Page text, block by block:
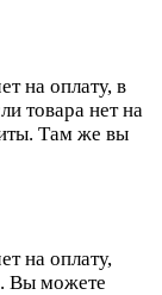
на оплату, в
товара нет на
Там же вы
на оплату,
Вы можете